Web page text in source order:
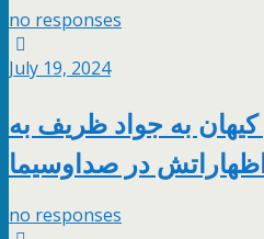
no responses
July 19, 2024
به جواد ظریف به
در صداوسیما
no responses